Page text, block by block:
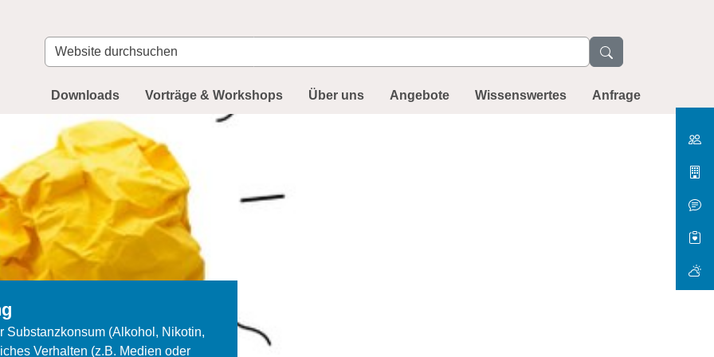
Website
durchsuchen
Downloads Vorträge & Workshops Über uns Angebote Wissenswertes Anfrage
Unternehmen
- mehr Arbeitssicherheit und